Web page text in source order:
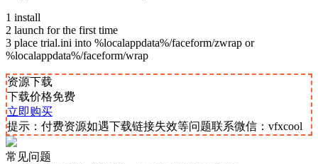
1 install
2 launch for the first time
3 place trial.ini into %localappdata%/faceform/zwrap or
%localappdata%/faceform/wrap
资源下载
下载价格免费
立即购买
提示：付费资源如遇下载链接失效等问题联系微信：vfxcool
常见问题